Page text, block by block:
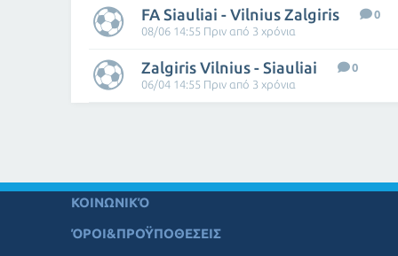
FA Siauliai - Vilnius Zalgiris
0
08/06 14:55 Πριν από 3 χρόνια
Zalgiris Vilnius - Siauliai
0
06/04 14:55 Πριν από 3 χρόνια
ΚΟΙΝΩΝΙΚΌ
ΌΡΟΙ&ΠΡΟΫΠΟΘΕΣΕΙΣ